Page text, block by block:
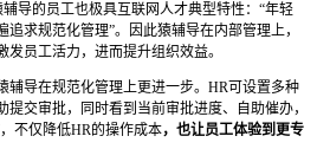
导的员工也极具互联网人才典型特性：“年轻
求规范化管理”。因此猿辅导在内部管理上，
员工活力，进而提升组织效益。
辅导在规范化管理上更进一步。HR可设置多种
交审批，同时看到当前审批进度、自助催办，
不仅降低HR的操作成本，也让员工体验到更专